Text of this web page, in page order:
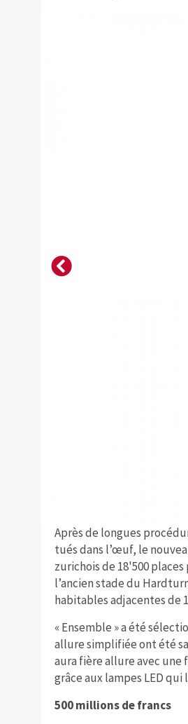
Après de longues
tués dans l’œuf, le
zurichois de 18'500
l’ancien stade du
habitables adjacentes de
« Ensemble » a été
allure simplifiée ont été
aura fière allure avec
grâce aux lampes LED
500 millions de francs